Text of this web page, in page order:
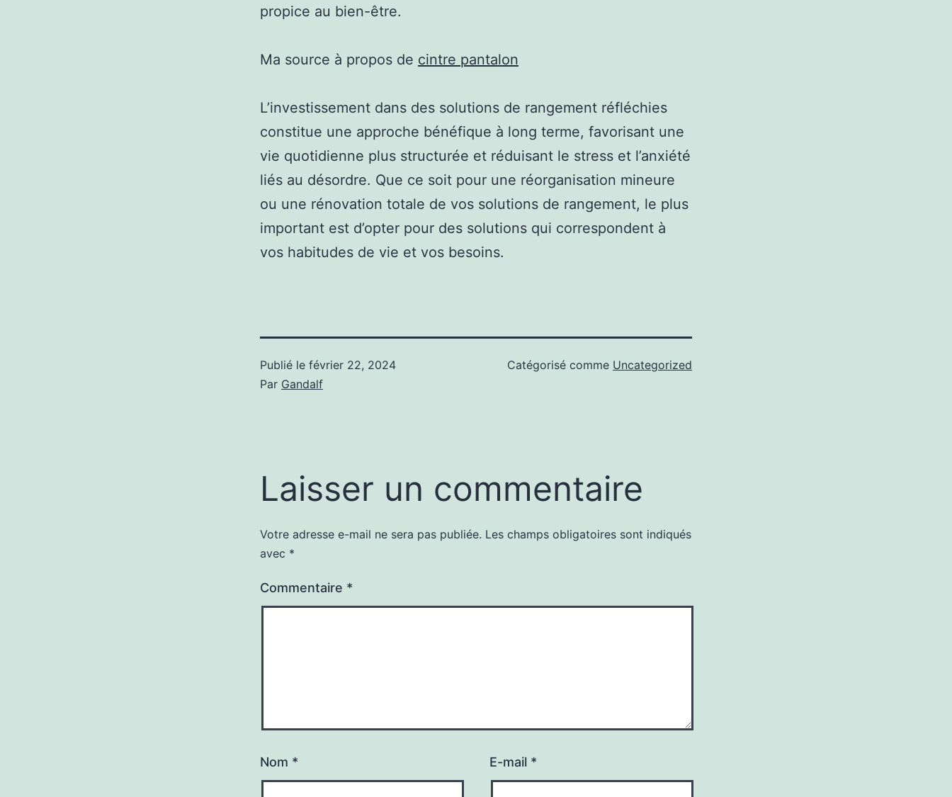
propice au bien-être.
Ma source à propos de cintre pantalon
L’investissement dans des solutions de rangement réfléchies
constitue une approche bénéfique à long terme, favorisant une
vie quotidienne plus structurée et réduisant le stress et l’anxiété
liés au désordre. Que ce soit pour une réorganisation mineure
ou une rénovation totale de vos solutions de rangement, le plus
important est d’opter pour des solutions qui correspondent à
vos habitudes de vie et vos besoins.
Publié le février 22, 2024
Par Gandalf
Catégorisé comme Uncategorized
Laisser un commentaire
Votre adresse e-mail ne sera pas publiée. Les champs obligatoires sont indiqués
avec *
Commentaire *
Nom * E-mail *